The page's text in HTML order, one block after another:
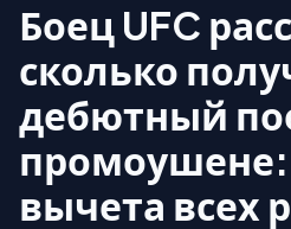
Боец UFC
сколько
дебютный
вычета всех